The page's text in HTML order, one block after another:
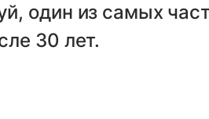
один из самых
30 лет.